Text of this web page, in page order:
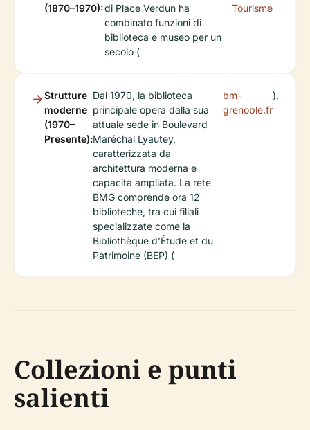
(1870–1970):di Place Verdun ha
combinato funzioni di
biblioteca e museo per un
secolo (
Tourisme
Strutture
moderne
(1970–
Presente):
Dal 1970, la biblioteca
principale opera dalla sua
attuale sede in Boulevard
Maréchal Lyautey,
caratterizzata da
architettura moderna e
capacità ampliata. La rete
BMG comprende ora 12
biblioteche, tra cui filiali
specializzate come la
Bibliothèque d’Étude et du
Patrimoine (BEP) (
bm-
grenoble.fr
).
Collezioni e punti
salienti